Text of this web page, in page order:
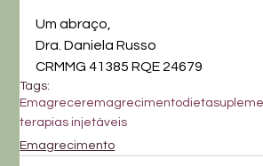
Um abraço,
Dra. Daniela Russo
CRMMG 41385 RQE 24679
Tags:
Emagreceremagrecimentodieta
terapias injetáveis
Emagrecimento